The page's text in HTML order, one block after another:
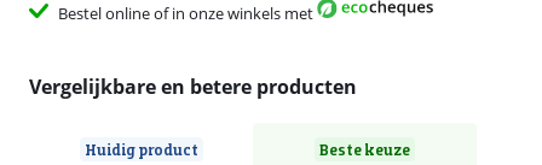
Bestel online of in onze winkels met
Vergelijkbare en betere producten
Huidig product Beste keuze